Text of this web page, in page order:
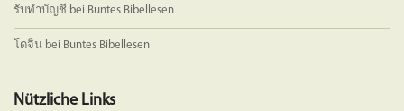
รับทำบัญชี bei Buntes Bibellesen
โดจิน bei Buntes Bibellesen
Nützliche Links